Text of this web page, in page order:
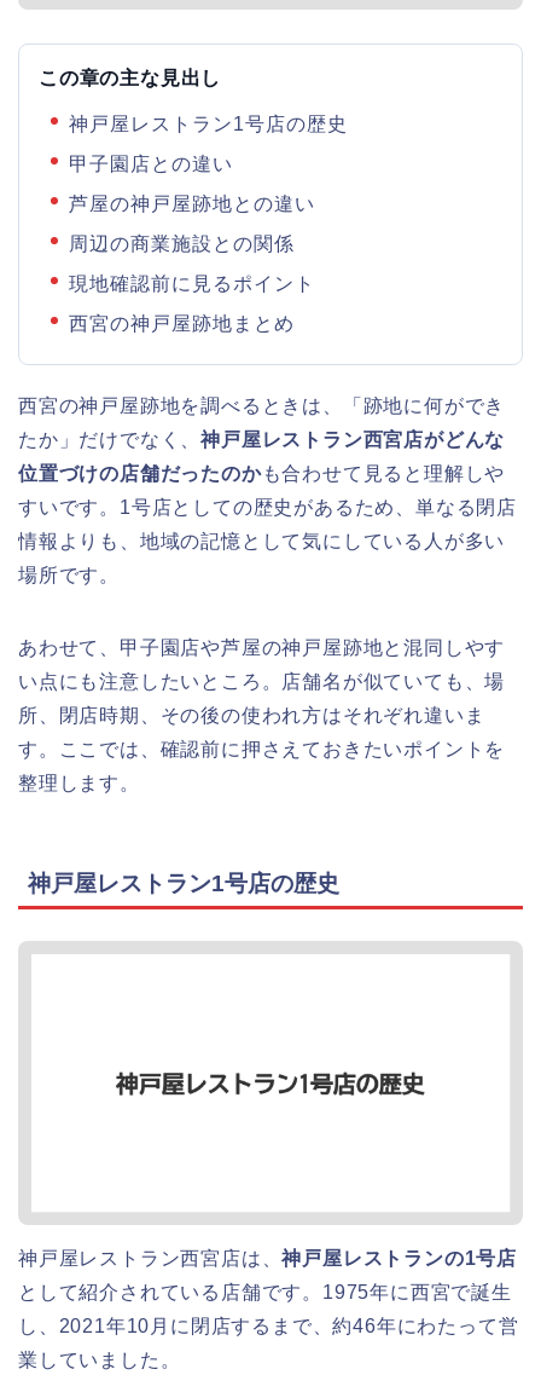
この章の主な見出し
神戸屋レストラン1号店の歴史
甲子園店との違い
芦屋の神戸屋跡地との違い
周辺の商業施設との関係
現地確認前に見るポイント
西宮の神戸屋跡地まとめ
西宮の神戸屋跡地を調べるときは、「跡地に何ができ
たか」だけでなく、神戸屋レストラン西宮店がどんな
位置づけの店舗だったのかも合わせて見ると理解しや
すいです。1号店としての歴史があるため、単なる閉店
情報よりも、地域の記憶として気にしている人が多い
場所です。
あわせて、甲子園店や芦屋の神戸屋跡地と混同しやす
い点にも注意したいところ。店舗名が似ていても、場
所、閉店時期、その後の使われ方はそれぞれ違いま
す。ここでは、確認前に押さえておきたいポイントを
整理します。
神戸屋レストラン1号店の歴史
神戸屋レストラン西宮店は、神戸屋レストランの1号店
として紹介されている店舗です。1975年に西宮で誕生
し、2021年10月に閉店するまで、約46年にわたって営
業していました。